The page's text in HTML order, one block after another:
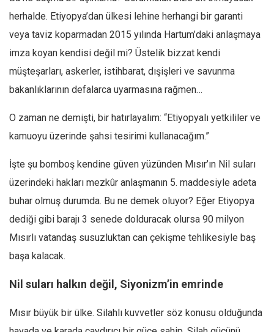
herhalde. Etiyopya’dan ülkesi lehine herhangi bir garanti
veya taviz koparmadan 2015 yılında Hartum’daki anlaşmaya
imza koyan kendisi değil mi? Üstelik bizzat kendi
müşteşarları, askerler, istihbarat, dışişleri ve savunma
bakanlıklarının defalarca uyarmasına rağmen…
O zaman ne demişti, bir hatırlayalım: “Etiyopyalı yetkililer ve
kamuoyu üzerinde şahsi tesirimi kullanacağım.”
İşte şu bomboş kendine güven yüzünden Mısır’ın Nil suları
üzerindeki hakları mezkûr anlaşmanın 5. maddesiyle adeta
buhar olmuş durumda. Bu ne demek oluyor? Eğer Etiyopya
dediği gibi barajı 3 senede dolduracak olursa 90 milyon
Mısırlı vatandaş susuzluktan can çekişme tehlikesiyle baş
başa kalacak.
Nil suları halkın değil, Siyonizm’in emrinde
Mısır büyük bir ülke. Silahlı kuvvetler söz konusu olduğunda